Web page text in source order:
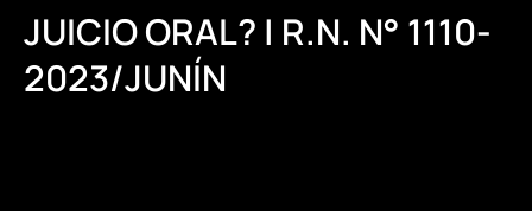
JUICIO ORAL? | R.N. N° 1110-
2023/JUNÍN